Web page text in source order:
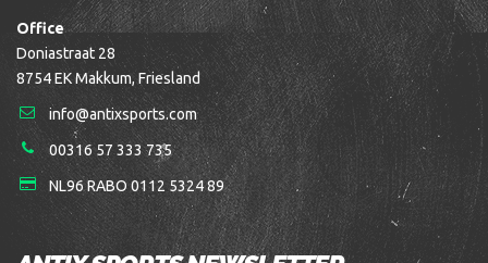
Office
Doniastraat 28
8754 EK Makkum, Friesland
info@antixsports.com
00316 57 333 735
NL96 RABO 0112 5324 89